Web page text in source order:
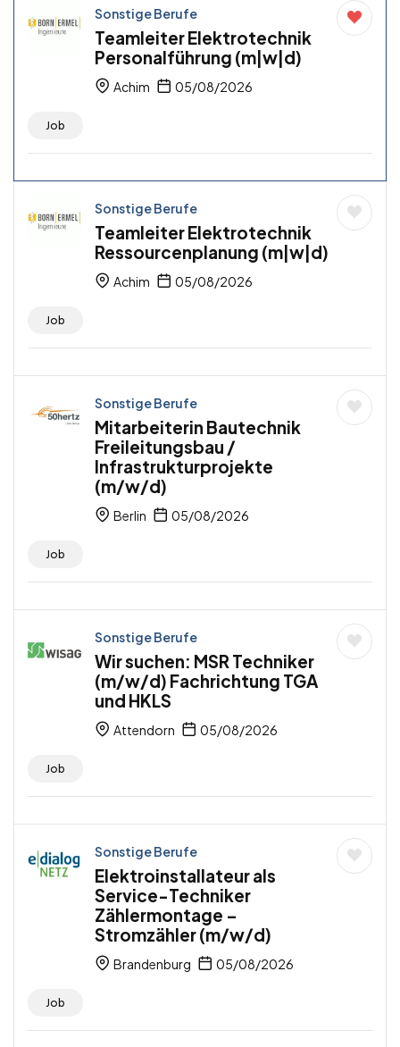
Sonstige Berufe
Teamleiter Elektrotechnik
Personalführung (m|w|d)
Achim 05/08/2026
Job
Sonstige Berufe
Teamleiter Elektrotechnik
Ressourcenplanung (m|w|d)
Achim 05/08/2026
Job
Sonstige Berufe
Mitarbeiterin Bautechnik
Freileitungsbau /
Infrastrukturprojekte
(m/w/d)
Berlin 05/08/2026
Job
Sonstige Berufe
Wir suchen: MSR Techniker
(m/w/d) Fachrichtung TGA
und HKLS
Attendorn 05/08/2026
Job
Sonstige Berufe
Elektroinstallateur als
Service-Techniker
Zählermontage –
Stromzähler (m/w/d)
Brandenburg 05/08/2026
Job